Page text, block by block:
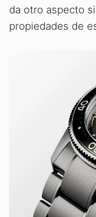
da otro aspecto
propiedades de